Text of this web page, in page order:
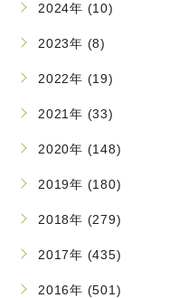
2024年 (10)
2023年 (8)
2022年 (19)
2021年 (33)
2020年 (148)
2019年 (180)
2018年 (279)
2017年 (435)
2016年 (501)